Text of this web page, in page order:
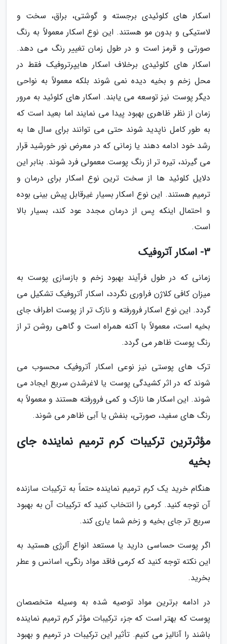
اسکار های کلوئیدی برجسته و گوشتی، براق، سخت و
لاستیکی و بدون مو هستند. این نوع اسکار معمولاً به رنگ
صورتی و قرمز است و در طول زمان تغییر رنگ می دهد.
اسکار های کلوئیدی برخلاف اسکار هایپرتروفیک فقط در
محل زخم و بخیه دیده نمی شوند بلکه معمولاً به نواحی
دیگر پوست نیز توسعه می یابند. اسکار های کلوئید به مرور
زمان از نظر ظاهری بهبود پیدا می نمایند اما بعید است که
به طور کامل ناپدید شوند حتی می توانند برای سال ها به
رشد خود ادامه دهند یا زمانی که در معرض نور خورشید قرار
می گیرند، تیره تر از رنگ پوست معمولی فرد شوند. بنابر این
دلایل کلوئید ها از سخت ترین نوع اسکار برای درمان و
ترمیم هستند. این نوع اسکار بسیار غیرقابل پیش بینی بوده
و احتمال اینکه پس از درمان مجدد عود کند، بسیار بالا
است.
3- اسکار آتروفیک
زمانی که در طول فرآیند بهبود زخم و بازسازی پوست به
میزان کافی کلاژن فراوری نگردد، اسکار آتروفیک تشکیل می
گردد. این نوع اسکار فرورفته و نازک تر از پوست اطراف جای
بخیه است، معمولاً با آکنه همراه است و گاهی روشن تر از
رنگ پوست ظاهر می گردد.
ترک های پوستی نیز نوعی اسکار آتروفیک محسوب می
شوند که در اثر کشیدگی پوست یا لاغرشدن سریع ایجاد می
شوند. این اسکار ها نازک و کمی فرورفته هستند و معمولاً به
رنگ های سفید، صورتی، بنفش یا آبی ظاهر می شوند.
مؤثرترین ترکیبات کرم ترمیم نماینده جای
بخیه
هنگام خرید یک کرم ترمیم نماینده حتماً به ترکیبات سازنده
آن توجه کنید. کرمی را انتخاب کنید که ترکیبات آن به بهبود
سریع تر جای بخیه و زخم شما یاری کند.
اگر پوست حساسی دارید یا مستعد انواع آلرژی هستید به
این نکته توجه کنید که کرمی فاقد مواد رنگی، اسانس و عطر
بخرید.
در ادامه برترین مواد توصیه شده به وسیله متخصصان
پوست که بهتر است که جزء ترکیبات مؤثر کرم ترمیم نماینده
باشند را آنالیز می کنیم. تأثیر این ترکیبات در ترمیم و بهبود